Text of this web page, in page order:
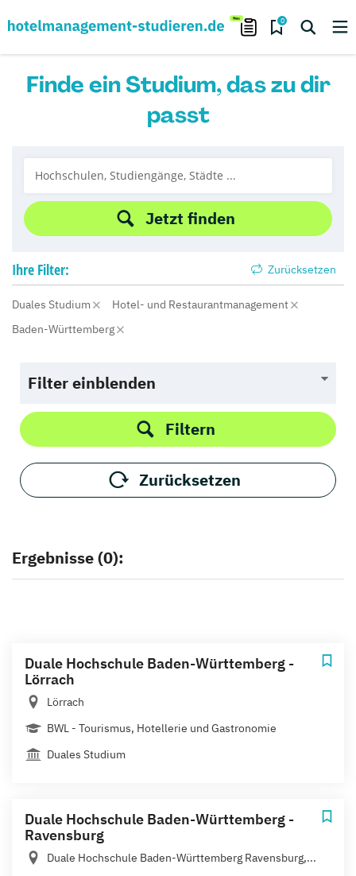
0
Finde ein Studium, das zu dir
passt
Jetzt finden
Ihre Filter: Zurücksetzen
Duales Studium
Hotel- und Restaurantmanagement
Baden-Württemberg
Filter einblenden
Filtern
Zurücksetzen
Ergebnisse (0):
Duale Hochschule Baden-Württemberg -
Lörrach
Lörrach
BWL - Tourismus, Hotellerie und Gastronomie
Duales Studium
Duale Hochschule Baden-Württemberg -
Ravensburg
Duale Hochschule Baden-Württemberg Ravensburg,...